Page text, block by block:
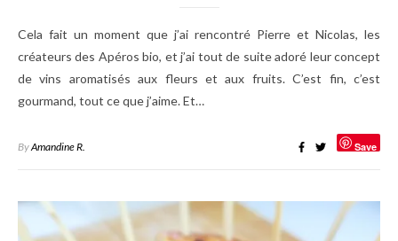
Cela fait un moment que j’ai rencontré Pierre et Nicolas, les
créateurs des Apéros bio, et j’ai tout de suite adoré leur concept
de vins aromatisés aux fleurs et aux fruits. C’est fin, c’est
gourmand, tout ce que j’aime. Et…
ByAmandine R. Save